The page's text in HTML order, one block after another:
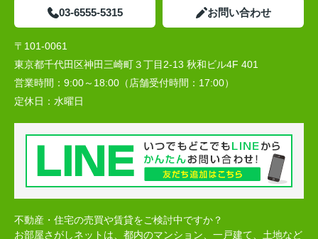
03-6555-5315 お問い合わせ
〒101-0061
東京都千代田区神田三崎町３丁目2-13 秋和ビル4F 401
営業時間： 9:00～18:00（店舗受付時間：17:00）
定休日： 水曜日
不動産・住宅の売買や賃貸をご検討中ですか？
お部屋さがしネットは、都内のマンション、一戸建て、土地など